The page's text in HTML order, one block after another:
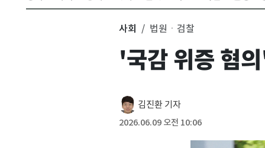
사회 법원ㆍ검찰
'국감 위증 혐
김진환 기자
2026.06.09 오전 10:06